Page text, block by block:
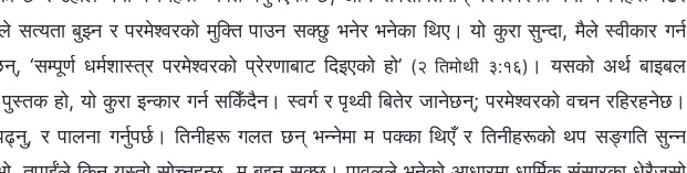
सत्यता बुझ्‍न र परमेश्‍वरको मुक्ति पाउन सक्छु भनेर भनेका थिए। यो कुरा सुन्दा, मैले स्वीकार गर्न
धर्मशास्त्र परमेश्‍वरको प्रेरणाबाट दिइएको हो’ (२ तिमोथी ३:१६) । यसको अर्थ बाइबल
हो, यो कुरा इन्कार गर्न सकिँदैन। स्वर्ग र पृथ्वी बितेर जानेछन्; परमेश्‍वरको वचन रहिरहनेछ।
र पालना गर्नुपर्छ। तिनीहरू गलत छन् भन्‍नेमा म पक्‍का थिएँ र तिनीहरूको थप सङ्गति सुन्‍न